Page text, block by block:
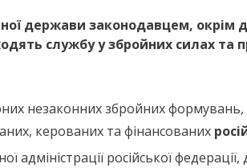
держави законодавцем, окрім
службу у збройних силах та
незаконних збройних
керованих та фінансованих
адміністрації російської